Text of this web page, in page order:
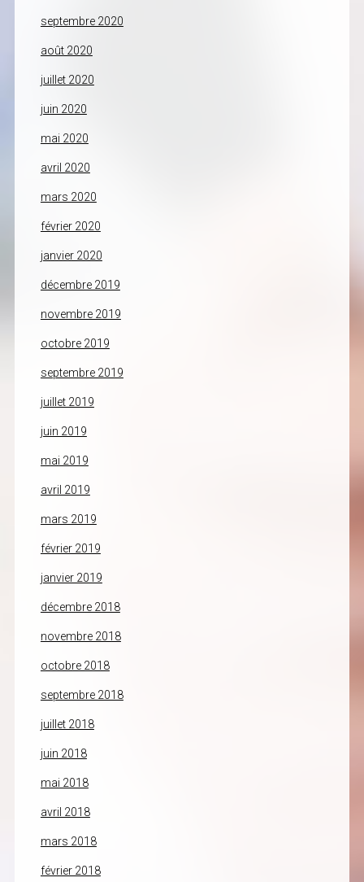
septembre 2020
août 2020
juillet 2020
juin 2020
mai 2020
avril 2020
mars 2020
février 2020
janvier 2020
décembre 2019
novembre 2019
octobre 2019
septembre 2019
juillet 2019
juin 2019
mai 2019
avril 2019
mars 2019
février 2019
janvier 2019
décembre 2018
novembre 2018
octobre 2018
septembre 2018
juillet 2018
juin 2018
mai 2018
avril 2018
mars 2018
février 2018